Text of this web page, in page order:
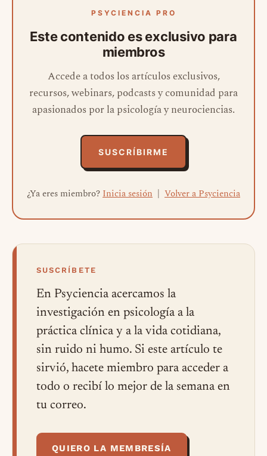
PSYCIENCIA PRO
Este contenido es exclusivo para
miembros
Accede a todos los artículos exclusivos,
recursos, webinars, podcasts y comunidad para
apasionados por la psicología y neurociencias.
SUSCRÍBIRME
¿Ya eres miembro?Inicia sesión | Volver a Psyciencia
SUSCRÍBETE
En Psyciencia acercamos la
investigación en psicología a la
práctica clínica y a la vida cotidiana,
sin ruido ni humo. Si este artículo te
sirvió, hacete miembro para acceder a
todo o recibí lo mejor de la semana en
tu correo.
QUIERO LA MEMBRESÍA